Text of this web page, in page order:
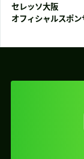
セレッソ大阪
オフィシャルスポン